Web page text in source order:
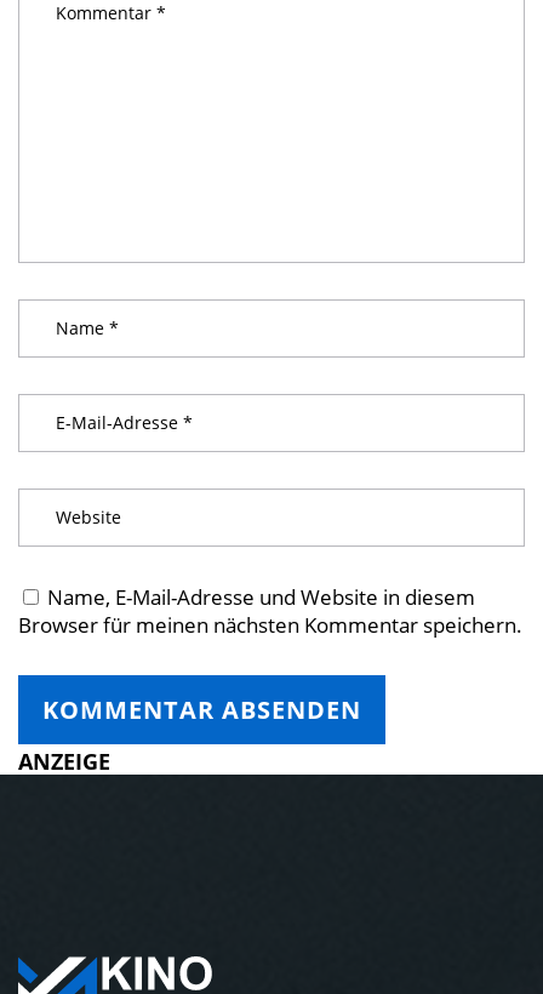
Name, E-Mail-Adresse und Website in diesem
Browser für meinen nächsten Kommentar speichern.
ANZEIGE